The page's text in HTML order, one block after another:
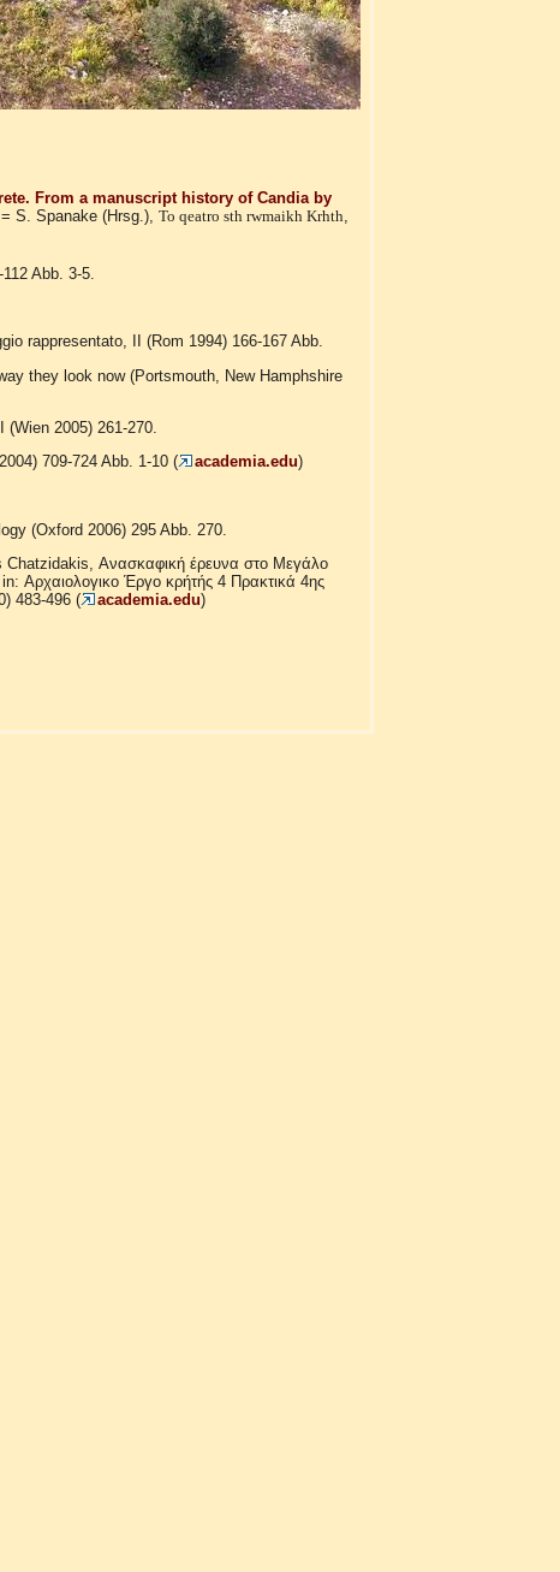
From a manuscript history of Candia by
S. Spanake (Hrsg.), To qeatro sth rwmaikh Krhth
Abb. 3-5.
rappresentato, II (Rom 1994) 166-167 Abb.
they look now (Portsmouth, New Hamphshire
2005) 261-270.
709-724 Abb. 1-10 (
academia.edu)
(Oxford 2006) 295 Abb. 270.
Ανασκαφική έρευνα στο Μεγάλο
Αρχαιολογικο Έργο κρήτής 4 Πρακτικά 4ης
483-496 (
academia.edu)